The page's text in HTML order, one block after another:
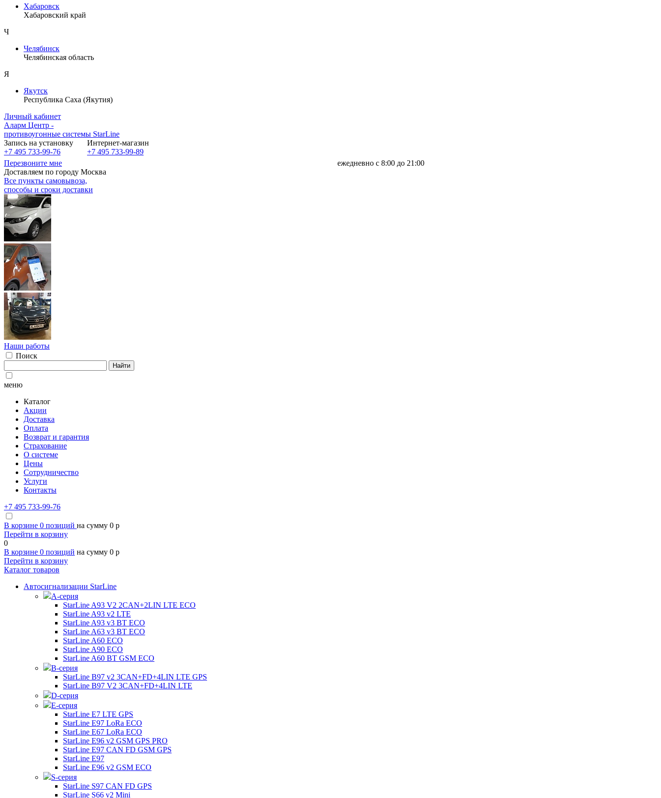
Хабаровск
Хабаровский край
Ч
Челябинск
Челябинская область
Я
Якутск
Республика Саха (Якутия)
Личный кабинет
Аларм Центр -
противоугонные системы StarLine
Запись на установку
+7 495 733-99-76
Интернет-магазин
+7 495 733-99-89
Перезвоните мне
ежедневно с 8:00 до 21:00
Доставляем по городу Москва
Все пункты самовывоза,
способы и сроки доставки
Наши работы
Поиск
Найти
меню
Каталог
Акции
Доставка
Оплата
Возврат и гарантия
Страхование
О системе
Цены
Сотрудничество
Услуги
Контакты
+7 495 733-99-76
В корзине 0 позиций на сумму 0 p
Перейти в корзину
0
В корзине 0 позиций на сумму 0 p
Перейти в корзину
Каталог товаров
Автосигнализации StarLine
А-серия
StarLine A93 V2 2CAN+2LIN LTE ECO
StarLine A93 v2 LTE
StarLine A93 v3 BT ECO
StarLine A63 v3 BT ECO
StarLine A60 ECO
StarLine A90 ECO
StarLine A60 BT GSM ECO
B-серия
StarLine B97 v2 3CAN+FD+4LIN LTE GPS
StarLine B97 V2 3CAN+FD+4LIN LTE
D-серия
E-серия
StarLine E7 LTE GPS
StarLine E97 LoRa ECO
StarLine E67 LoRa ECO
StarLine E96 v2 GSM GPS PRO
StarLine E97 CAN FD GSM GPS
StarLine E97
StarLine E96 v2 GSM ECO
S-серия
StarLine S97 CAN FD GPS
StarLine S66 v2 Mini